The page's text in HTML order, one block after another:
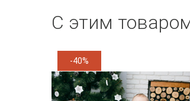
С этим
-40%